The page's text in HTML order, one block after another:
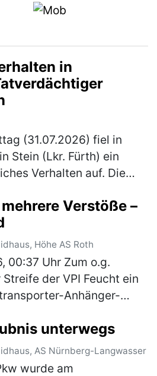
in
(31.07.2026) fiel in
Stein (Lkr. Fürth) ein
Verhalten auf. Die
16:… (mehr)
Verstöße –
Höhe AS Roth
00:37 Uhr Zum o.g.
der VPI Feucht ein
Anhänger-
Ü…(mehr)
unterwegs
AS Nürnberg-Langwasser
wurde am